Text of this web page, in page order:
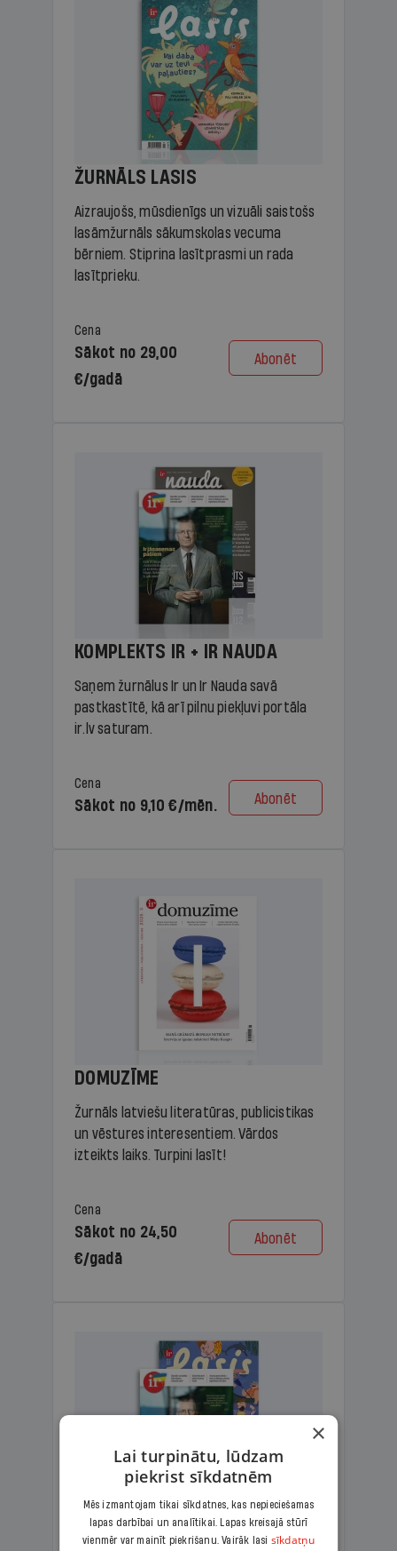
ŽURNĀLS LASIS
Aizraujošs, mūsdienīgs un vizuāli saistošs
lasāmžurnāls sākumskolas vecuma
bērniem. Stiprina lasītprasmi un rada
lasītprieku.
Cena
Sākot no 29,00
€/gadā
Abonēt
KOMPLEKTS IR + IR NAUDA
Saņem žurnālus Ir un Ir Nauda savā
pastkastītē, kā arī pilnu piekļuvi portāla
ir.lv saturam.
Cena
Sākot no 9,10 €/mēn. Abonēt
DOMUZĪME
Žurnāls latviešu literatūras, publicistikas
un vēstures interesentiem. Vārdos
izteikts laiks. Turpini lasīt!
Cena
Sākot no 24,50
€/gadā
Abonēt
KOMPLEKTS IR + LASIS
×
Lai turpinātu, lūdzam
piekrist sīkdatnēm
Mēs izmantojam tikai sīkdatnes, kas nepieciešamas
lapas darbībai un analītikai. Lapas kreisajā stūrī
vienmēr var mainīt piekrišanu. Vairāk lasi sīkdatņu